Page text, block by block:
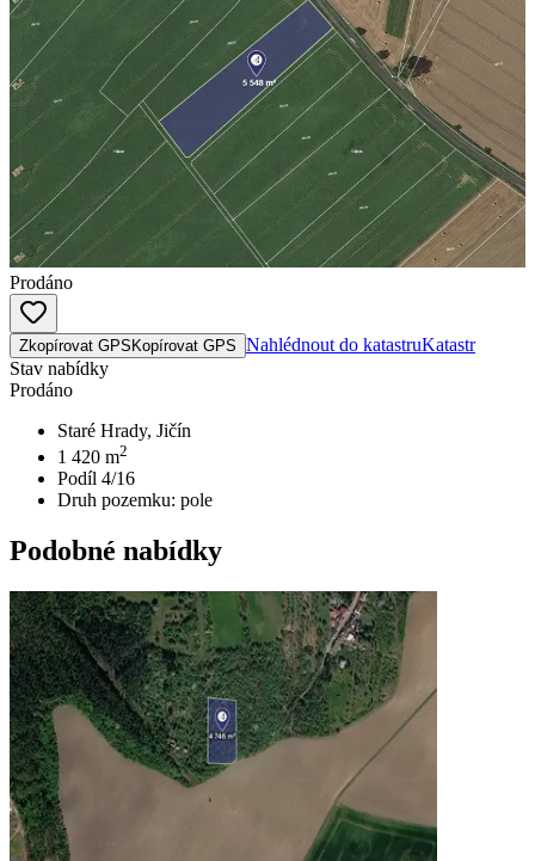
Prodáno
Zkopírovat GPS Kopírovat GPS Nahlédnout do katastruKatastr
Stav nabídky
Prodáno
Staré Hrady, Jičín
1 420 m2
Podíl 4/16
Druh pozemku: pole
Podobné nabídky